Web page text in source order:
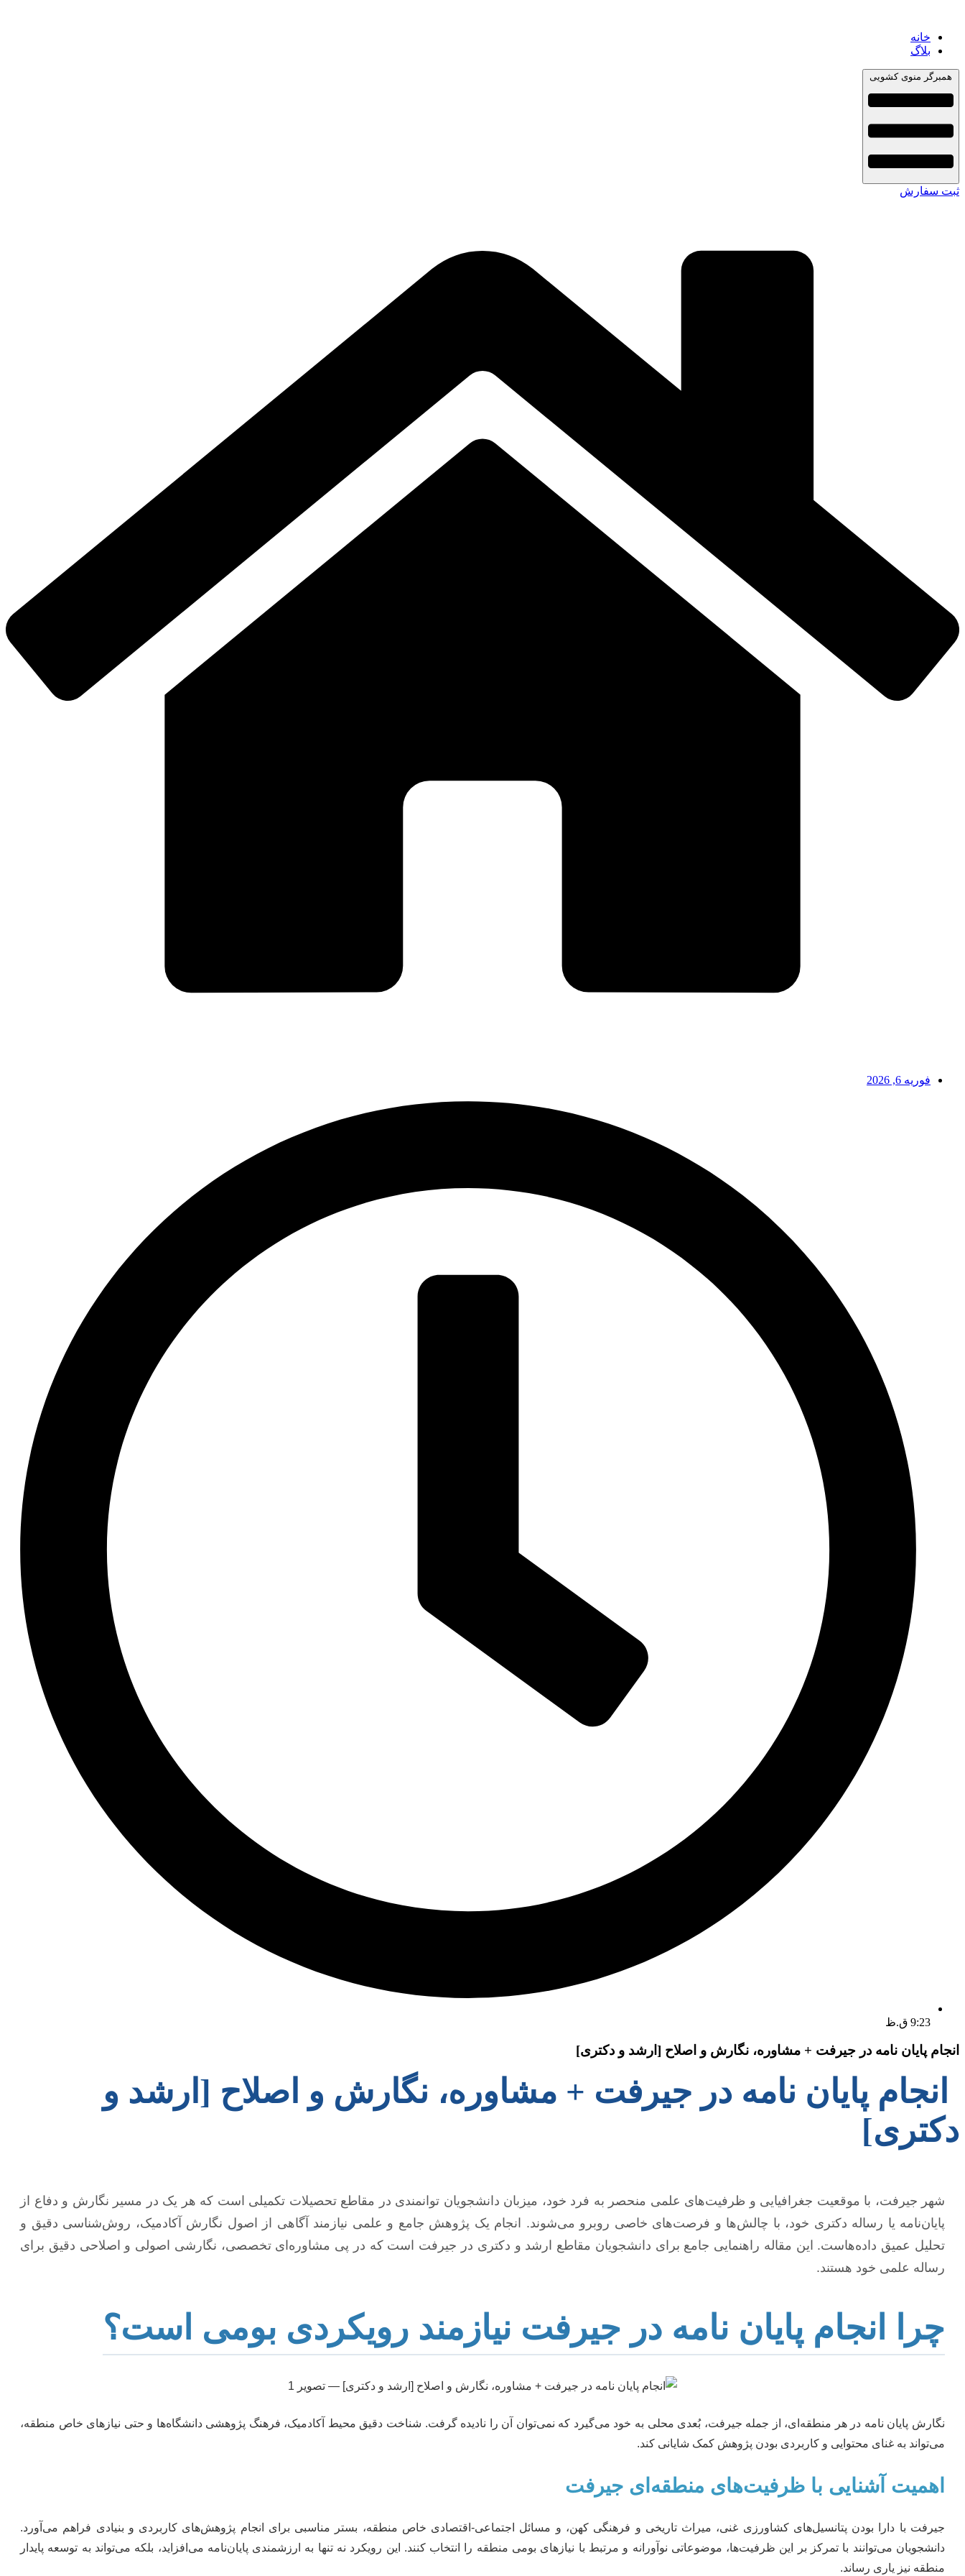
خانه
بلاگ
همبرگر منوی کشویی
ثبت سفارش
فوریه 6, 2026
9:23 ق.ظ
انجام پایان نامه در جیرفت + مشاوره، نگارش و اصلاح [ارشد و دکتری]
انجام پایان نامه در جیرفت + مشاوره، نگارش و اصلاح [ارشد و
دکتری]
شهر جیرفت، با موقعیت جغرافیایی و ظرفیت‌های علمی منحصر به فرد خود، میزبان دانشجویان توانمندی در مقاطع تحصیلات تکمیلی است که هر یک در مسیر نگارش و دفاع از
پایان‌نامه یا رساله دکتری خود، با چالش‌ها و فرصت‌های خاصی روبرو می‌شوند. انجام یک پژوهش جامع و علمی نیازمند آگاهی از اصول نگارش آکادمیک، روش‌شناسی دقیق و
تحلیل عمیق داده‌هاست. این مقاله راهنمایی جامع برای دانشجویان مقاطع ارشد و دکتری در جیرفت است که در پی مشاوره‌ای تخصصی، نگارشی اصولی و اصلاحی دقیق برای
رساله علمی خود هستند.
چرا انجام پایان نامه در جیرفت نیازمند رویکردی بومی است؟
نگارش پایان نامه در هر منطقه‌ای، از جمله جیرفت، بُعدی محلی به خود می‌گیرد که نمی‌توان آن را نادیده گرفت. شناخت دقیق محیط آکادمیک، فرهنگ پژوهشی دانشگاه‌ها و حتی نیازهای خاص منطقه،
می‌تواند به غنای محتوایی و کاربردی بودن پژوهش کمک شایانی کند.
اهمیت آشنایی با ظرفیت‌های منطقه‌ای جیرفت
جیرفت با دارا بودن پتانسیل‌های کشاورزی غنی، میراث تاریخی و فرهنگی کهن، و مسائل اجتماعی-اقتصادی خاص منطقه، بستر مناسبی برای انجام پژوهش‌های کاربردی و بنیادی فراهم می‌آورد.
دانشجویان می‌توانند با تمرکز بر این ظرفیت‌ها، موضوعاتی نوآورانه و مرتبط با نیازهای بومی منطقه را انتخاب کنند. این رویکرد نه تنها به ارزشمندی پایان‌نامه می‌افزاید، بلکه می‌تواند به توسعه پایدار
منطقه نیز یاری رساند.